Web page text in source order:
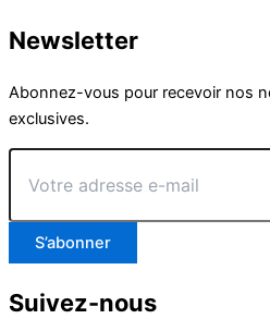
Newsletter
Abonnez-vous pour recevoir nos
exclusives.
Votre
adresse
mail
S’abonner
Suivez-nous